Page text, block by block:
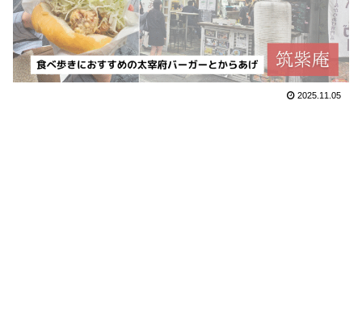
2025.11.05